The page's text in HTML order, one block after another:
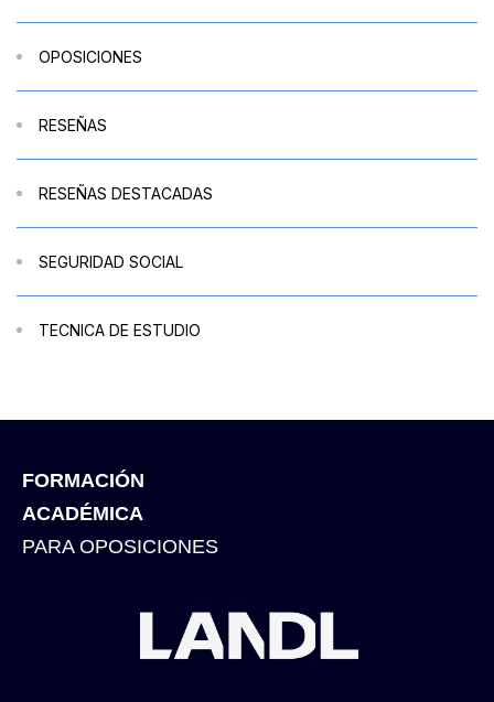
OPOSICIONES
RESEÑAS
RESEÑAS DESTACADAS
SEGURIDAD SOCIAL
TECNICA DE ESTUDIO
FORMACIÓN
ACADÉMICA
PARA OPOSICIONES